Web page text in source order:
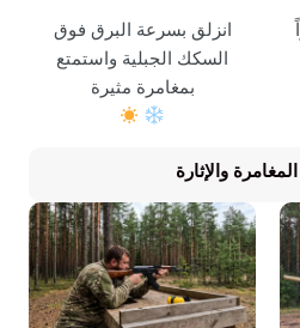
انزلق بسرعة البرق فوق
السكك الجبلية واستمتع
بمغامرة مثيرة
والإثارة